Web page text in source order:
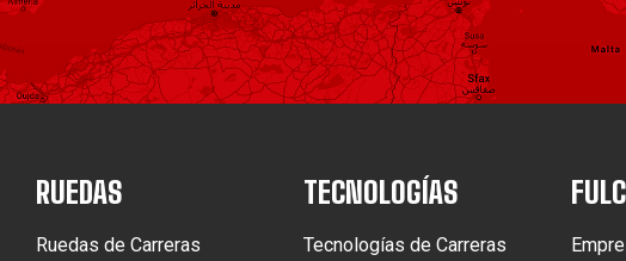
RUEDAS
Ruedas de Carreras
TECNOLOGÍAS
Tecnologías de Carreras